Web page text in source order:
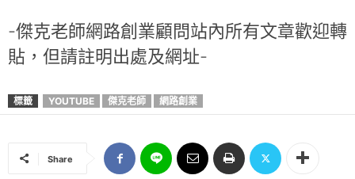
-傑克老師網路創業顧問站內所有文章歡迎轉
貼，但請註明出處及網址-
標籤 YOUTUBE 傑克老師 網路創業
Share